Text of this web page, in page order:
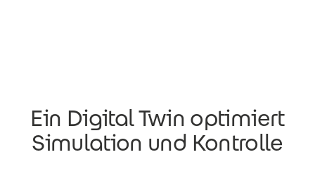
Ein Digital Twin optimiert
Simulation und Kontrolle